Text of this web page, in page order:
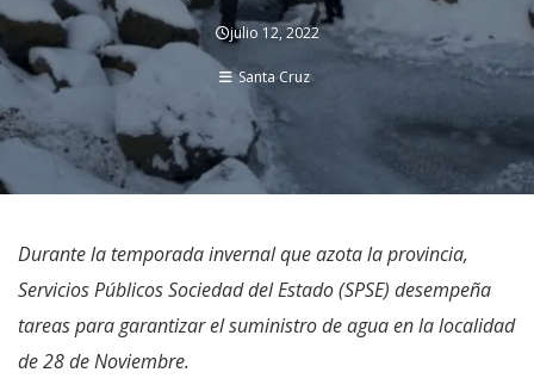
julio 12, 2022
Santa Cruz
Durante la temporada invernal que azota la provincia,
Servicios Públicos Sociedad del Estado (SPSE) desempeña
tareas para garantizar el suministro de agua en la localidad
de 28 de Noviembre.